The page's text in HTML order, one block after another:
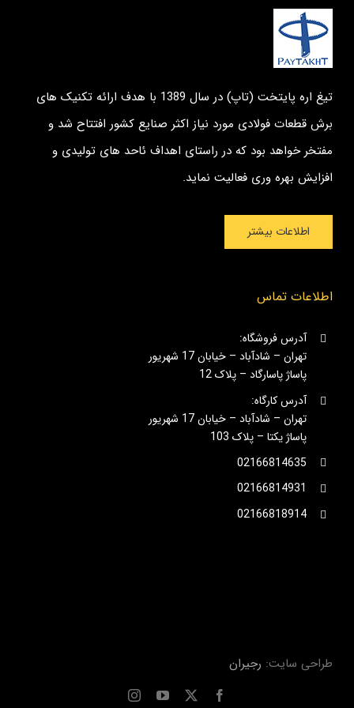
تیغ اره پایتخت (تاپ) در سال 1389 با هدف ارائه تکنیک های
برش قطعات فولادی مورد نیاز اکثر صنایع کشور افتتاح شد و
مفتخر خواهد بود که در راستای اهداف ئاحد های تولیدی و
افزایش بهره وری فعالیت نماید.
اطلاعات بیشتر
اطلاعات تماس
آدرس فروشگاه:
تهران – شادآباد – خیابان 17 شهریور
پاساژ پاسارگاد – پلاک 12
آدرس کارگاه:
تهران – شادآباد – خیابان 17 شهریور
پاساژ یکتا – پلاک 103
02166814635
02166814931
02166818914
طراحی سایت: رجیران